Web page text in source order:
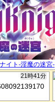
イト-淫魔の迷宮-
21時41分